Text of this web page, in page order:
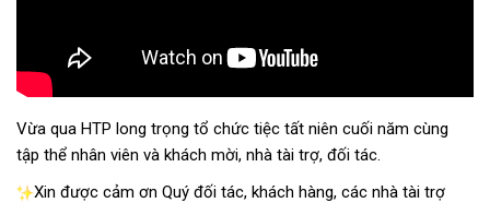
Vừa qua HTP long trọng tổ chức tiệc tất niên cuối năm cùng
tập thể nhân viên và khách mời, nhà tài trợ, đối tác.
Xin được cảm ơn Quý đối tác, khách hàng, các nhà tài trợ